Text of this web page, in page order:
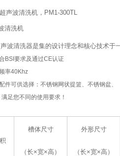
声波清洗机，PM1-300TL
波清洗器是集的设计理念和核心技术
BSI要求及通过CE认证
率40Khz
件可供选择：不锈钢网状提篮、不锈钢盆、
足您不同的使用要求！
槽体尺寸
（长×宽×高）
外形尺寸
（长×宽×高）